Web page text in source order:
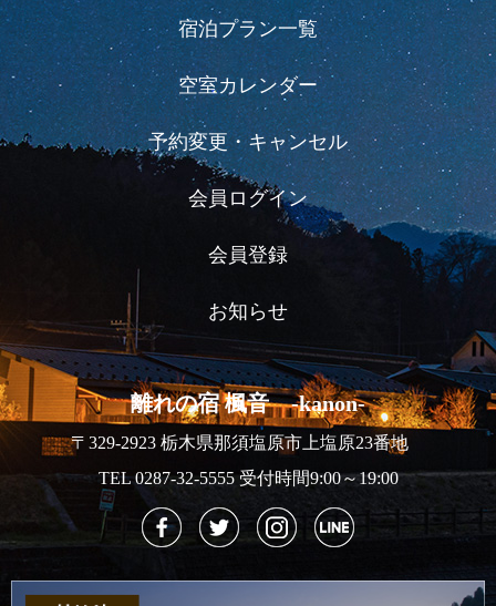
宿泊プラン一覧
空室カレンダー
予約変更・キャンセル
会員ログイン
会員登録
お知らせ
離れの宿 楓音 -kanon-
〒329-2923 栃木県那須塩原市上塩原23番地
TEL 0287-32-5555 受付時間9:00～19:00